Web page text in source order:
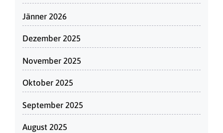
Jänner 2026
Dezember 2025
November 2025
Oktober 2025
September 2025
August 2025